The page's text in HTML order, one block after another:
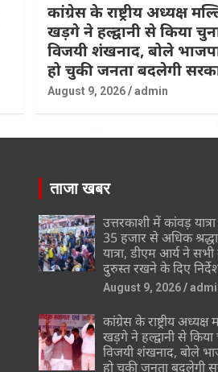
कांग्रेस के राष्ट्रीय अध्यक्ष
खड़गे ने हल्द्वानी से किया
विजयी शंखनाद, बोले
हो चुकी जनता बदलेगी
August 9, 2026 admin
ताजा खबर
उत्तरकाशी में कांवड़
35 हजार से अधिक
यात्रा, डीएम आर्य ने
दुरुस्त रखने के दिए
August 9, 2026
कांग्रेस के राष्ट्रीय अध्यक्ष
खड़गे ने हल्द्वानी से
विजयी शंखनाद, बोले
हो चुकी जनता बदलेगी